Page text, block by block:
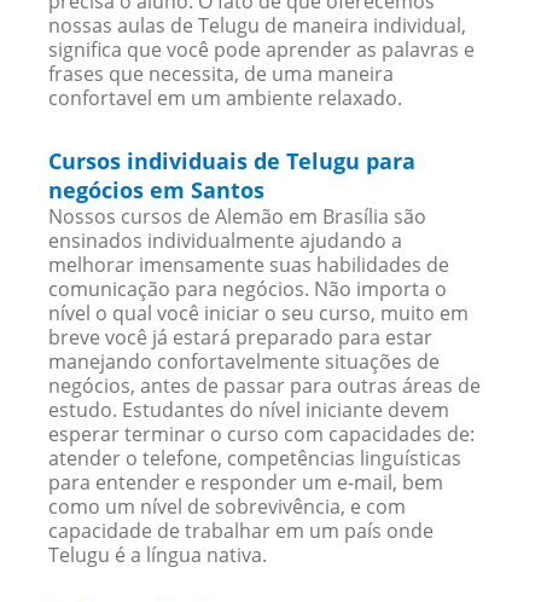
nossas aulas de Telugu de maneira individual,
significa que você pode aprender as palavras e
frases que necessita, de uma maneira
confortavel em um ambiente relaxado.
Cursos individuais de Telugu para
negócios em Santos
Nossos cursos de Alemão em Brasília são
ensinados individualmente ajudando a
melhorar imensamente suas habilidades de
comunicação para negócios. Não importa o
nível o qual você iniciar o seu curso, muito em
breve você já estará preparado para estar
manejando confortavelmente situações de
negócios, antes de passar para outras áreas de
estudo. Estudantes do nível iniciante devem
esperar terminar o curso com capacidades de:
atender o telefone, competências linguísticas
para entender e responder um e-mail, bem
como um nível de sobrevivência, e com
capacidade de trabalhar em um país onde
Telugu é a língua nativa.